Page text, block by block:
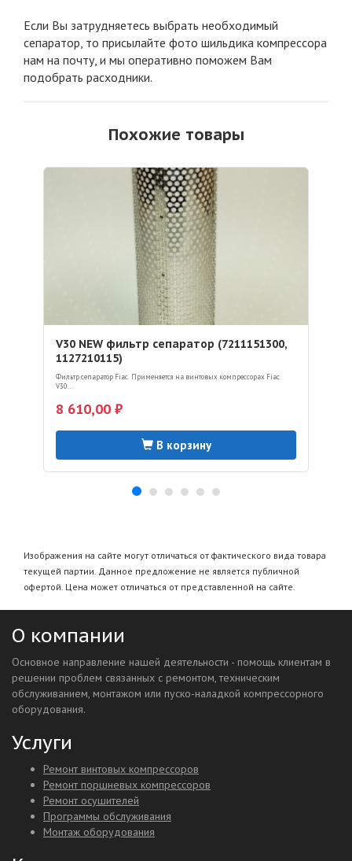
Если Вы затрудняетесь выбрать необходимый
сепаратор, то присылайте фото шильдика компрессора
нам на почту, и мы оперативно поможем Вам
подобрать расходники.
Похожие товары
V30 NEW фильтр сепаратор (7211151300,
1127210115)
Фильтр сепаратор Fiac. Применяется на винтовых компрессорах Fiac
V30...
8 610,00 ₽
В корзину
Изображения на сайте могут отличаться от фактического вида товара
текущей партии. Данное предложение не является публичной
офертой. Цена может отличаться от представленной на сайте.
О компании
Основное направление нашей деятельности - помощь клиентам в
решении проблем связанных с ремонтом, техническим
обслуживанием, монтажом или пуско-наладкой компрессорного
оборудования.
Услуги
Ремонт винтовых компрессоров
Ремонт поршневых компрессоров
Ремонт осушителей
Программы обслуживания
Монтаж оборудования